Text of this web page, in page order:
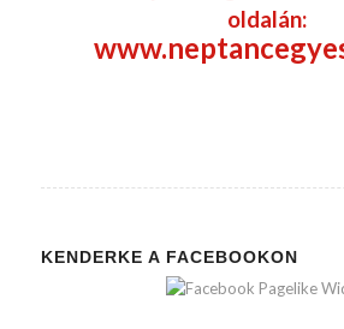
oldalán:
KENDERKE A FACEBOOKON